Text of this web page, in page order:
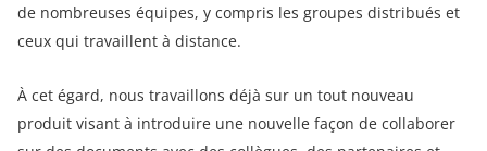
de nombreuses équipes, y compris les groupes distribués et
ceux qui travaillent à distance.
À cet égard, nous travaillons déjà sur un tout nouveau
produit visant à introduire une nouvelle façon de collaborer